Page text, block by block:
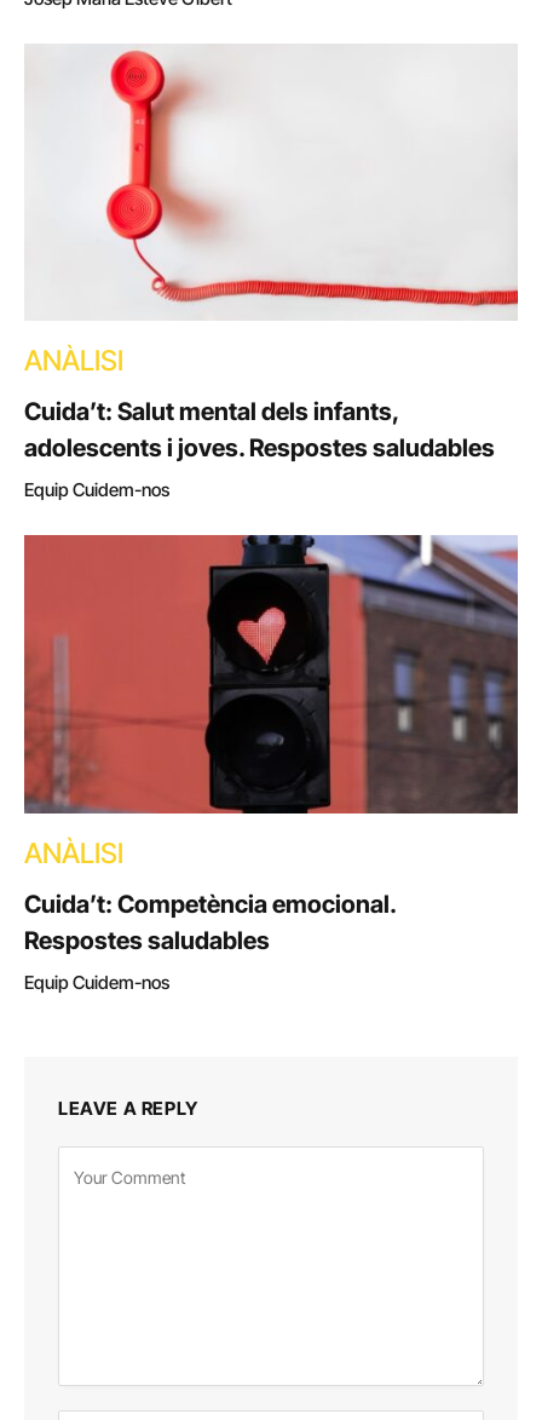
ANÀLISI
Cuida’t: Salut mental dels infants,
adolescents i joves. Respostes saludables
Equip Cuidem-nos
ANÀLISI
Cuida’t: Competència emocional.
Respostes saludables
Equip Cuidem-nos
LEAVE A REPLY